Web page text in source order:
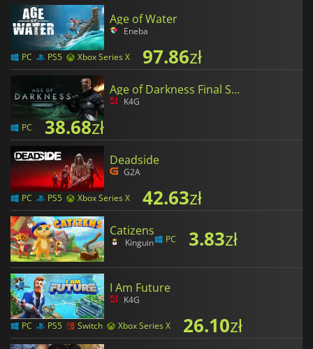
Age of Water
Eneba
PC PS5 Xbox Series X 97.86zł
Age of Darkness Final Stand
K4G
PC 38.68zł
Deadside
G2A
PC PS5 Xbox Series X 42.63zł
Catizens
Kinguin PC 3.83zł
I Am Future
K4G
PC PS5 Switch Xbox Series X 26.10zł